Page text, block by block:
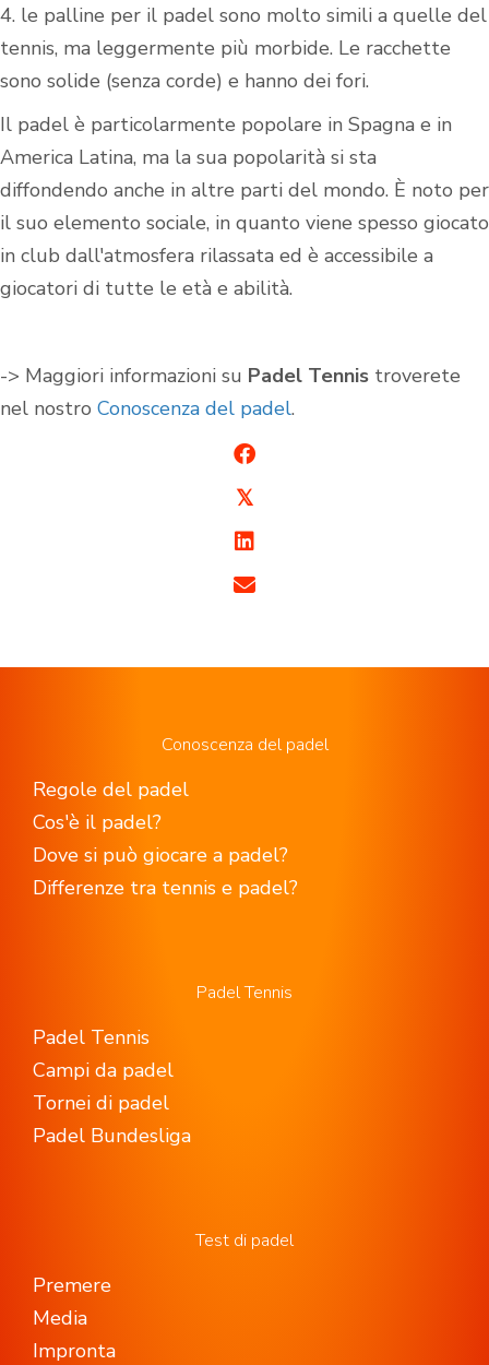
4. le palline per il padel sono molto simili a quelle del
tennis, ma leggermente più morbide. Le racchette
sono solide (senza corde) e hanno dei fori.
Il padel è particolarmente popolare in Spagna e in
America Latina, ma la sua popolarità si sta
diffondendo anche in altre parti del mondo. È noto per
il suo elemento sociale, in quanto viene spesso giocato
in club dall'atmosfera rilassata ed è accessibile a
giocatori di tutte le età e abilità.
-> Maggiori informazioni su Padel Tennis troverete
nel nostro Conoscenza del padel.
𝕏
Conoscenza del padel
Regole del padel
Cos'è il padel?
Dove si può giocare a padel?
Differenze tra tennis e padel?
Padel Tennis
Padel Tennis
Campi da padel
Tornei di padel
Padel Bundesliga
Test di padel
Premere
Media
Impronta